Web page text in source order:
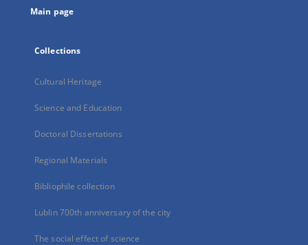
Main page
Collections
Cultural Heritage
Science and Education
Doctoral Dissertations
Regional Materials
Bibliophile collection
Lublin 700th anniversary of the city
The social effect of science